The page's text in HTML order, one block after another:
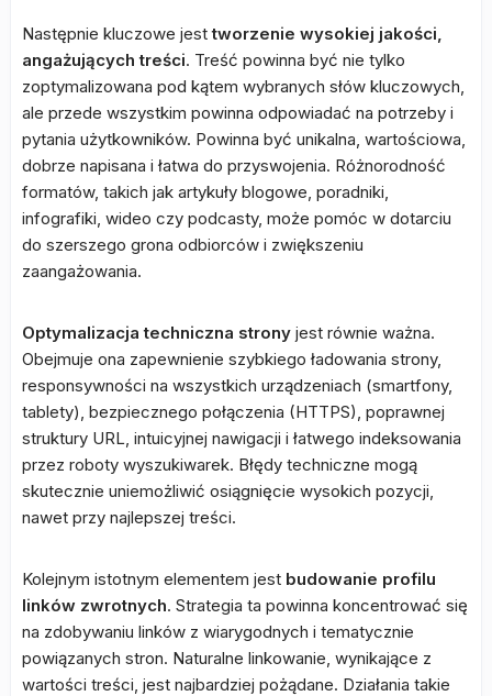
Następnie kluczowe jesttworzenie wysokiej jakości,
angażujących treści. Treść powinna być nie tylko
zoptymalizowana pod kątem wybranych słów kluczowych,
ale przede wszystkim powinna odpowiadać na potrzeby i
pytania użytkowników. Powinna być unikalna, wartościowa,
dobrze napisana i łatwa do przyswojenia. Różnorodność
formatów, takich jak artykuły blogowe, poradniki,
infografiki, wideo czy podcasty, może pomóc w dotarciu
do szerszego grona odbiorców i zwiększeniu
zaangażowania.
Optymalizacja techniczna strony jest równie ważna.
Obejmuje ona zapewnienie szybkiego ładowania strony,
responsywności na wszystkich urządzeniach (smartfony,
tablety), bezpiecznego połączenia (HTTPS), poprawnej
struktury URL, intuicyjnej nawigacji i łatwego indeksowania
przez roboty wyszukiwarek. Błędy techniczne mogą
skutecznie uniemożliwić osiągnięcie wysokich pozycji,
nawet przy najlepszej treści.
Kolejnym istotnym elementem jest budowanie profilu
linków zwrotnych. Strategia ta powinna koncentrować się
na zdobywaniu linków z wiarygodnych i tematycznie
powiązanych stron. Naturalne linkowanie, wynikające z
wartości treści, jest najbardziej pożądane. Działania takie